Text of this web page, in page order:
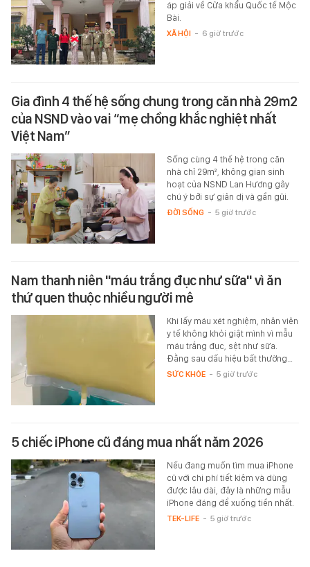
áp giải về Cửa khẩu Quốc tế Mộc
Bài.
XÃ HỘI - 6 giờ trước
Gia đình 4 thế hệ sống chung trong căn nhà 29m2
của NSND vào vai “mẹ chồng khắc nghiệt nhất
Việt Nam”
Sống cùng 4 thế hệ trong căn
nhà chỉ 29m², không gian sinh
hoạt của NSND Lan Hương gây
chú ý bởi sự giản dị và gần gũi.
ĐỜI SỐNG - 5 giờ trước
Nam thanh niên "máu trắng đục như sữa" vì ăn
thứ quen thuộc nhiều người mê
Khi lấy máu xét nghiệm, nhân viên
y tế không khỏi giật mình vì mẫu
máu trắng đục, sệt như sữa.
Đằng sau dấu hiệu bất thường…
SỨC KHỎE - 5 giờ trước
5 chiếc iPhone cũ đáng mua nhất năm 2026
Nếu đang muốn tìm mua iPhone
cũ với chi phí tiết kiệm và dùng
được lâu dài, đây là những mẫu
iPhone đáng để xuống tiền nhất.
TEK-LIFE - 5 giờ trước